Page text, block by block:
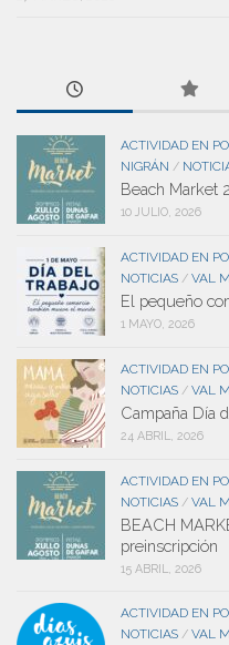
ACTIVIDAD EN
NIGRÁN /
Beach Market
10 JULIO, 2026
ACTIVIDAD EN
NOTICIAS / VAL
El pequeño
1 MAYO, 2026
ACTIVIDAD EN
NOTICIAS / VAL
Campaña Día
24 ABRIL, 2026
ACTIVIDAD EN
NOTICIAS / VAL
BEACH
preinscripción
15 ABRIL, 2026
ACTIVIDAD EN
NOTICIAS / VAL